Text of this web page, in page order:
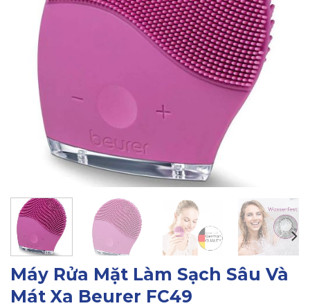
Máy Rửa Mặt Làm Sạch Sâu Và
Mát Xa Beurer FC49